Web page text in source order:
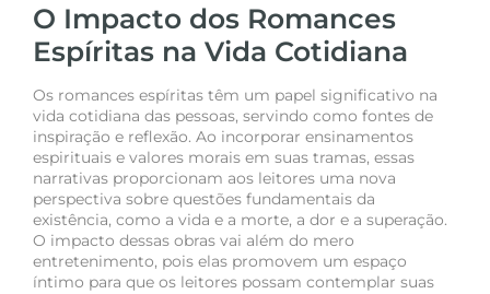
O Impacto dos Romances
Espíritas na Vida Cotidiana
Os romances espíritas têm um papel significativo na
vida cotidiana das pessoas, servindo como fontes de
inspiração e reflexão. Ao incorporar ensinamentos
espirituais e valores morais em suas tramas, essas
narrativas proporcionam aos leitores uma nova
perspectiva sobre questões fundamentais da
existência, como a vida e a morte, a dor e a superação.
O impacto dessas obras vai além do mero
entretenimento, pois elas promovem um espaço
íntimo para que os leitores possam contemplar suas